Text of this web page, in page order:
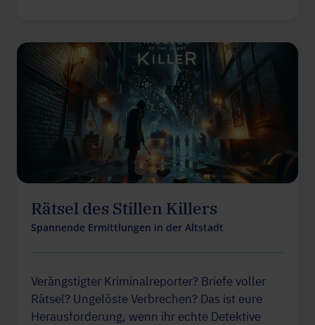
Rätsel des Stillen Killers
Spannende Ermittlungen in der Altstadt
Verängstigter Kriminalreporter? Briefe voller
Rätsel? Ungelöste Verbrechen? Das ist eure
Herausforderung, wenn ihr echte Detektive